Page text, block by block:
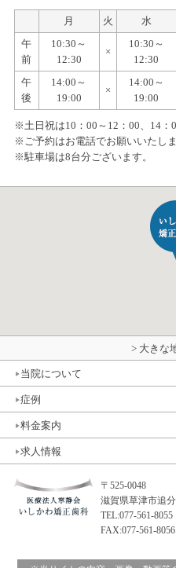
月 火 水
午
前
10:30～
12:30
×
10:30～
12:30
午
後
14:00～
19:00
×
14:00～
19:00
※土日祝は10：00～12：00、14：
※ご予約はお電話でお願いいたしま
※駐車場は8台分ございます。
> 大きな
当院について
症例
料金案内
求人情報
〒525-0048
滋賀県草津市追
TEL:077-561-8055
FAX:077-561-8056